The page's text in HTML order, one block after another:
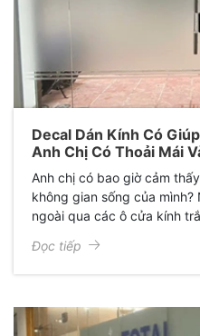
Decal Dán Kính Có
Anh Chị Có Thoải Mái
Anh chị có bao giờ cảm
không gian sống của
ngoài qua các ô cửa kính
không bị bí bách nhưng
chắn được tầm nhìn từ
Đọc tiếp